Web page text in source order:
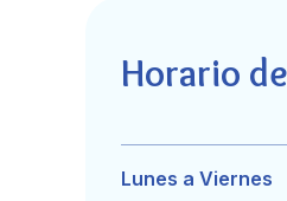
Horario
Lunes a Viernes